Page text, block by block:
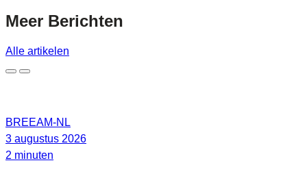
Meer Berichten
Alle artikelen
BREEAM-NL
3 augustus 2026
2 minuten